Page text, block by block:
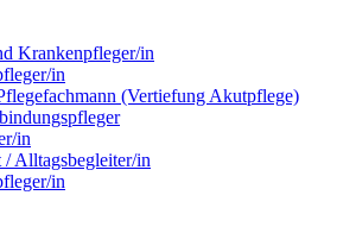
Krankenpfleger/in
in
(Vertiefung Akutpflege)
in
/ Alltagsbegleiter/in
in